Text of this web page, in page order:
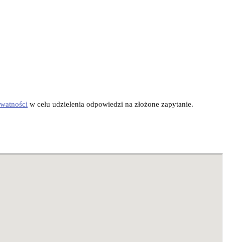
w celu udzielenia odpowiedzi na złożone zapytanie.